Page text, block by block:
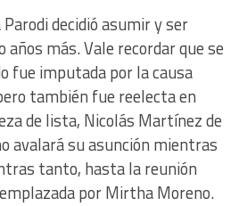
decidió asumir y ser
más. Vale recordar que se
fue imputada por la causa
también fue reelecta en
de lista, Nicolás Martínez de
avalará su asunción mientras
tanto, hasta la reunión
por Mirtha Moreno.